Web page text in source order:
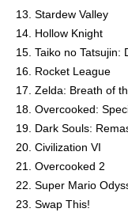
13. Stardew Valley
14. Hollow Knight
15. Taiko no Tatsujin:
16. Rocket League
17. Zelda: Breath of
18. Overcooked:
19. Dark Souls:
20. Civilization VI
21. Overcooked 2
22. Super Mario
23. Swap This!